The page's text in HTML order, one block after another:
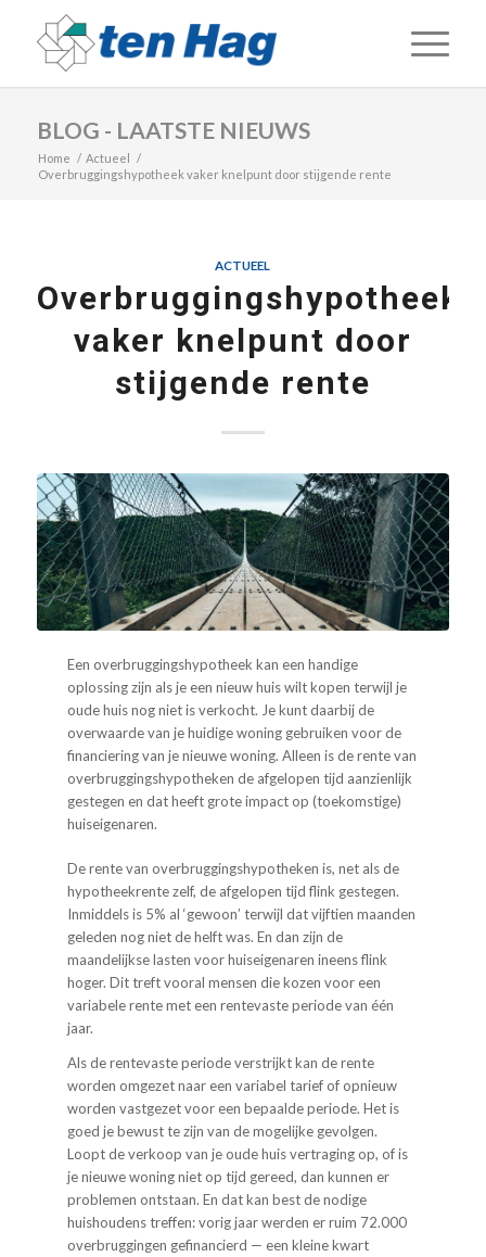
BLOG - LAATSTE NIEUWS
Home / Actueel /
Overbruggingshypotheek vaker knelpunt door stijgende rente
ACTUEEL
Overbruggingshypotheek
vaker knelpunt door
stijgende rente
Een overbruggings­hypotheek kan een handige
oplossing zijn als je een nieuw huis wilt kopen terwijl je
oude huis nog niet is verkocht. Je kunt daarbij de
overwaarde van je huidige woning gebruiken voor de
financiering van je nieuwe woning. Alleen is de rente van
overbruggingshypotheken de afgelopen tijd aanzienlijk
gestegen en dat heeft grote impact op (toekomstige)
huiseigenaren.
De rente van overbruggings­hypotheken is, net als de
hypotheekrente zelf, de afgelopen tijd flink gestegen.
Inmiddels is 5% al ‘gewoon’ terwijl dat vijftien maanden
geleden nog niet de helft was. En dan zijn de
maandelijkse lasten voor huiseigenaren ineens flink
hoger. Dit treft vooral mensen die kozen voor een
variabele rente met een rentevaste periode van één
jaar.
Als de rentevaste periode verstrijkt kan de rente
worden omgezet naar een variabel tarief of opnieuw
worden vastgezet voor een bepaalde periode. Het is
goed je bewust te zijn van de mogelijke gevolgen.
Loopt de verkoop van je oude huis vertraging op, of is
je nieuwe woning niet op tijd gereed, dan kunnen er
problemen ontstaan. En dat kan best de nodige
huishoudens treffen: vorig jaar werden er ruim 72.000
overbruggingen gefinancierd — een kleine kwart